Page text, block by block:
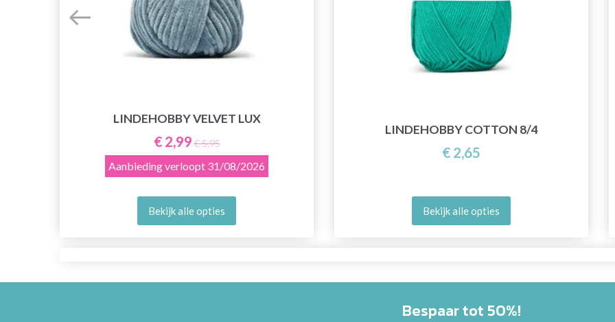
LINDEHOBBY VELVET LUX
€ 2,99 € 5,95
Aanbieding verloopt 31/08/2026
Bekijk alle opties
LINDEHOBBY COTTON 8/4
€ 2,65
Bekijk alle opties
Bespaar tot 50%!